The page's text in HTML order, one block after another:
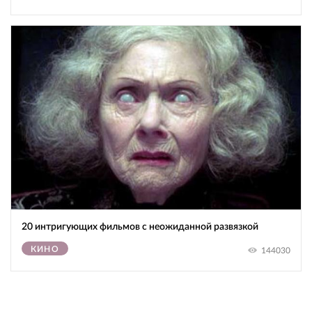
20 интригующих фильмов с неожиданной развязкой
КИНО 144030